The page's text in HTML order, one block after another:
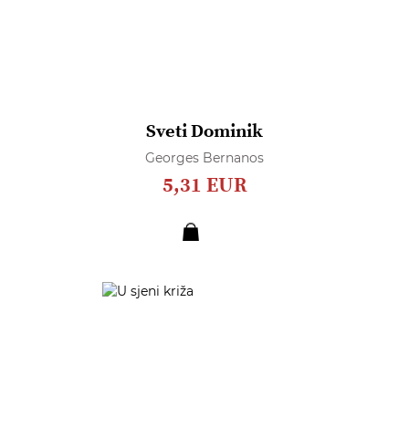
Sveti Dominik
Georges Bernanos
5,31 EUR